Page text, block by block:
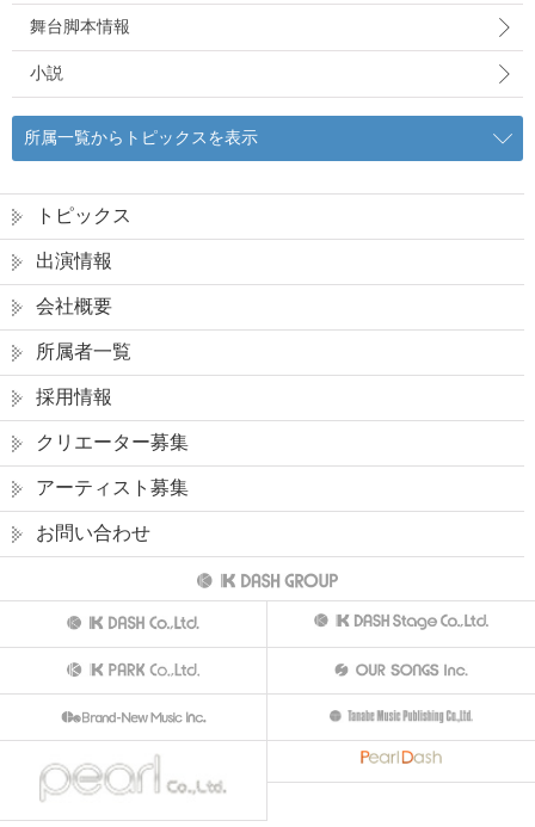
舞台脚本情報
小説
所属一覧からトピックスを表示
トピックス
出演情報
会社概要
所属者一覧
採用情報
クリエーター募集
アーティスト募集
お問い合わせ